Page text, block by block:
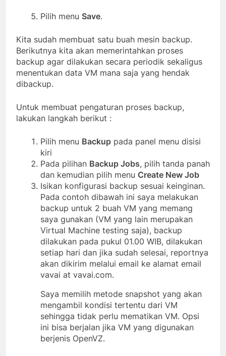
Pilih menu Save.
Kita sudah membuat satu buah mesin backup.
Berikutnya kita akan memerintahkan proses
backup agar dilakukan secara periodik sekaligus
menentukan data VM mana saja yang hendak
dibackup.
Untuk membuat pengaturan proses backup,
lakukan langkah berikut :
Pilih menu Backup pada panel menu disisi
kiri
Pada pilihan Backup Jobs, pilih tanda panah
dan kemudian pilih menu Create New Job
Isikan konfigurasi backup sesuai keinginan.
Pada contoh dibawah ini saya melakukan
backup untuk 2 buah VM yang memang
saya gunakan (VM yang lain merupakan
Virtual Machine testing saja), backup
dilakukan pada pukul 01.00 WIB, dilakukan
setiap hari dan jika sudah selesai, reportnya
akan dikirim melalui email ke alamat email
vavai at vavai.com.
Saya memilih metode snapshot yang akan
mengambil kondisi tertentu dari VM
sehingga tidak perlu mematikan VM. Opsi
ini bisa berjalan jika VM yang digunakan
berjenis OpenVZ.